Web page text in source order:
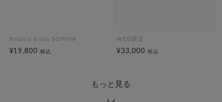
festaria bijou SOPHIA
¥19,800税込
WEB限定
¥33,000 税込
もっと見る